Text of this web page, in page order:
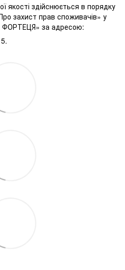
якості здійснюється в порядку
захист прав споживачів» у
ФОРТЕЦЯ» за адресою: